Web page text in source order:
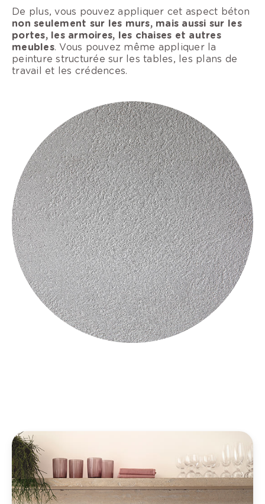
De plus, vous pouvez appliquer cet aspect béton
non seulement sur les murs, mais aussi sur les
portes, les armoires, les chaises et autres
meubles. Vous pouvez même appliquer la
peinture structurée sur les tables, les plans de
travail et les crédences.